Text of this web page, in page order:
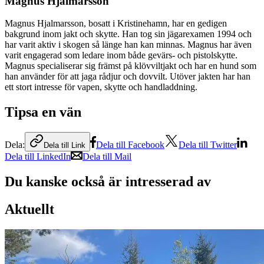
Magnus Hjalmarsson, bosatt i Kristinehamn, har en gedigen
bakgrund inom jakt och skytte. Han tog sin jägarexamen 1994 och
har varit aktiv i skogen så länge han kan minnas. Magnus har även
varit engagerad som ledare inom både gevärs- och pistolskytte.
Magnus specialiserar sig främst på klövviltjakt och har en hund som
han använder för att jaga rådjur och dovvilt. Utöver jakten har han
ett stort intresse för vapen, skytte och handladdning.
Tipsa en vän
Dela: Dela till Link Dela till Facebook
Dela till Twitter
Dela till LinkedIn
Dela till Mail
Du kanske också är intresserad av
Aktuellt